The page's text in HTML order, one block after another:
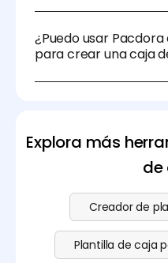
recubrimiento y
acabados
¿Puedo usar
para crear una caja
Explora más
de
Creador de
Plantilla de caja